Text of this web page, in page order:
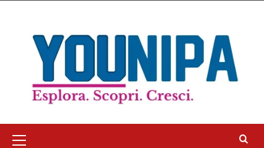
contenuto
principale